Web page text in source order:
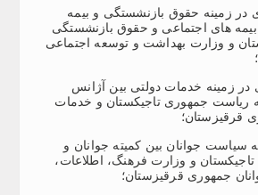
در زمینه حقوق بازنشستگی و بیمه
های اجتماعی و حقوق بازنشستگی
و وزارت بهداشت و توسعه اجتماعی
در زمینه خدمات دولتی بین آژانس
ریاست جمهوری تاجیکستان و خدمات
قرقیزستان؛
سیاست جوانان بین کمیته جوانان و
و وزارت فرهنگ، اطلاعات،
جمهوری قرقیزستان؛